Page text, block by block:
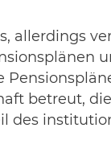
allerdings
betreut,
des